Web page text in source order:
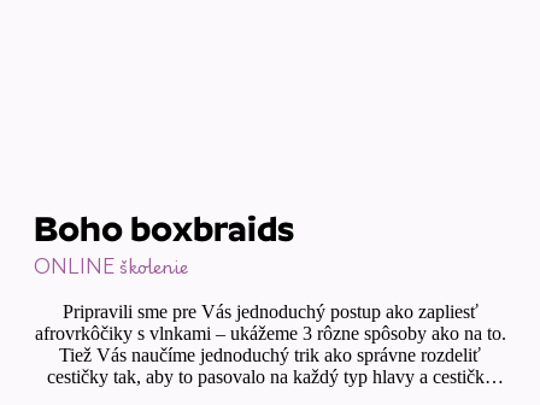
Boho boxbraids
ONLINE školenie
Pripravili sme pre Vás jednoduchý postup ako zapliesť
afrovrkôčiky s vlnkami – ukážeme 3 rôzne spôsoby ako na to.
Tiež Vás naučíme jednoduchý trik ako správne rozdeliť
cestičky tak, aby to pasovalo na každý typ hlavy a cestičky